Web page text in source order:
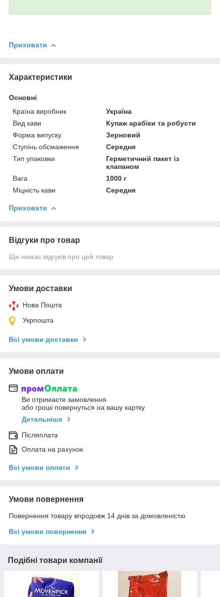
Приховати
Характеристики
Основні
Країна виробник
Україна
Вид кави
Купаж арабіки та робусти
Форма випуску
Зерновий
Ступінь обсмаження
Середня
Тип упаковки
Герметичний пакет із
клапаном
Вага
1000 г
Міцність кави
Середня
Приховати
Відгуки про товар
Ще немає відгуків про цей товар
Умови доставки
Нова Пошта
Укрпошта
Всі умови доставки
Умови оплати
Ви отримаєте замовлення
або гроші повернуться на вашу картку
Детальніше
Післяплата
Оплата на рахунок
Всі умови оплати
Умови повернення
Повернення товару впродовж 14 днів за домовленістю
Всі умови повернення
Подібні товари компанії